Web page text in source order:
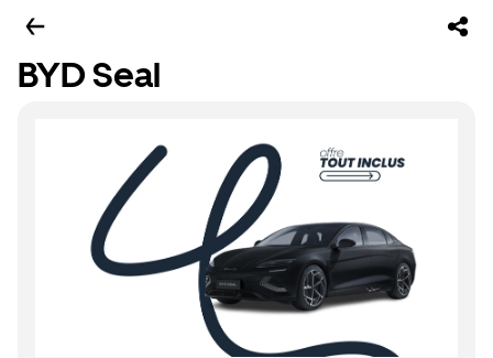
BYD Seal